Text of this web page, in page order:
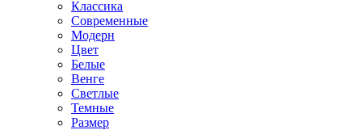
Классика
Современные
Модерн
Цвет
Белые
Венге
Светлые
Темные
Размер